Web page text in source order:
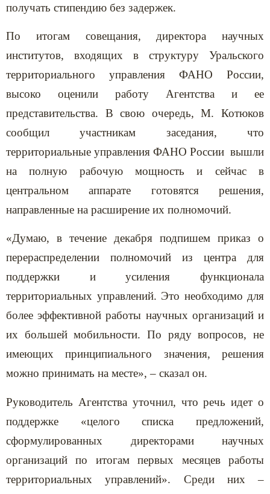
получать стипендию без задержек.
По итогам совещания, директора научных
институтов, входящих в структуру Уральского
территориального управления ФАНО России,
высоко оценили работу Агентства и ее
представительства. В свою очередь, М. Котюков
сообщил участникам заседания, что
территориальные управления ФАНО России вышли
на полную рабочую мощность и сейчас в
центральном аппарате готовятся решения,
направленные на расширение их полномочий.
«Думаю, в течение декабря подпишем приказ о
перераспределении полномочий из центра для
поддержки и усиления функционала
территориальных управлений. Это необходимо для
более эффективной работы научных организаций и
их большей мобильности. По ряду вопросов, не
имеющих принципиального значения, решения
можно принимать на месте», – сказал он.
Руководитель Агентства уточнил, что речь идет о
поддержке «целого списка предложений,
сформулированных директорами научных
организаций по итогам первых месяцев работы
территориальных управлений». Среди них –